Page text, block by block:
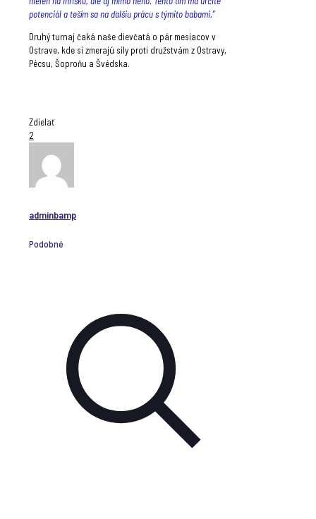
potenciál a teším sa na ďalšiu prácu s týmito babami.”
Druhý turnaj čaká naše dievčatá o pár mesiacov v
Ostrave, kde si zmerajú sily proti družstvám z Ostravy,
Pécsu, Šoproňu a Švédska.
Zdielať
2
adminbamp
Podobné